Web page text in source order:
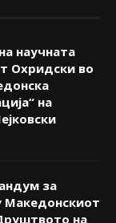
научната
Охридски во
на
за
Македонскиот
на